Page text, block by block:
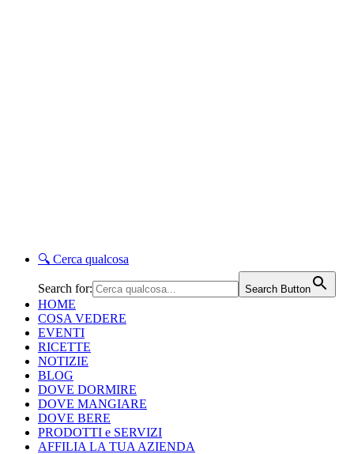
🔍 Cerca qualcosa
Search for: Search Button
HOME
COSA VEDERE
EVENTI
RICETTE
NOTIZIE
BLOG
DOVE DORMIRE
DOVE MANGIARE
DOVE BERE
PRODOTTI e SERVIZI
AFFILIA LA TUA AZIENDA